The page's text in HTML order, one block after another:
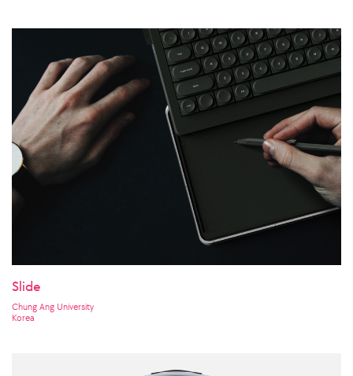
Slide
Chung Ang University
Korea